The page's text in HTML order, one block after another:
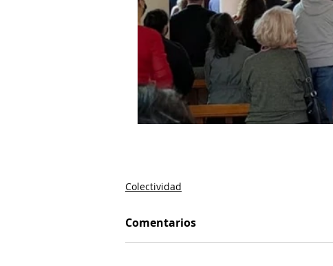
Colectividad
Comentarios